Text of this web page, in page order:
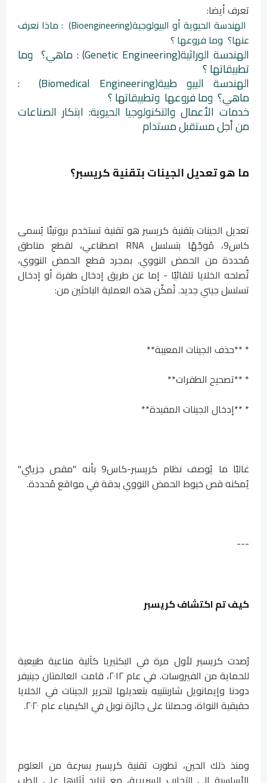
تعرف أيضا:
الهندسة الحيوية أو البيولوجية(Bioengineering) : ماذا نعرف
عنها؟ وما فروعها ؟
الهندسة الوراثية(Genetic Engineering) : ماهي؟ وما
تطبيقاتها ؟
الهندسة البيو طبية(Biomedical Engineering) :
ماهي؟ وما فروعها وتطبيقاتها ؟
خدمات الأعمال والتكنولوجيا الحيوية: ابتكار الصناعات
من أجل مستقبل مستدام
ما هو تعديل الجينات بتقنية كريسبر؟
تعديل الجينات بتقنية كريسبر هو تقنية تستخدم بروتينًا يُسمى
كاس9، مُوجّهًا بتسلسل RNA اصطناعي، لقطع مناطق
مُحددة من الحمض النووي. بمجرد قطع الحمض النووي،
تُصلحه الخلايا تلقائيًا - إما عن طريق إدخال طفرة أو إدخال
تسلسل جيني جديد. تُمكّن هذه العملية الباحثين من:
* **حذف الجينات المعيبة**
* **تصحيح الطفرات**
* **إدخال الجينات المفيدة**
غالبًا ما يُوصف نظام كريسبر-كاس9 بأنه "مقص جزيئي"
يُمكنه قص خيوط الحمض النووي بدقة في مواقع مُحددة.
---
كيف تم اكتشاف كريسبر
رُصدت كريسبر لأول مرة في البكتيريا كآلية مناعية طبيعية
للحماية من الفيروسات. في عام ٢٠١٢، قامت العالمتان جينيفر
دودنا وإيمانويل شاربنتييه بتعديلها لتحرير الجينات في الخلايا
حقيقية النواة، وحصلتا على جائزة نوبل في الكيمياء عام ٢٠٢٠.
ومنذ ذلك الحين، تطورت تقنية كريسبر بسرعة من العلوم